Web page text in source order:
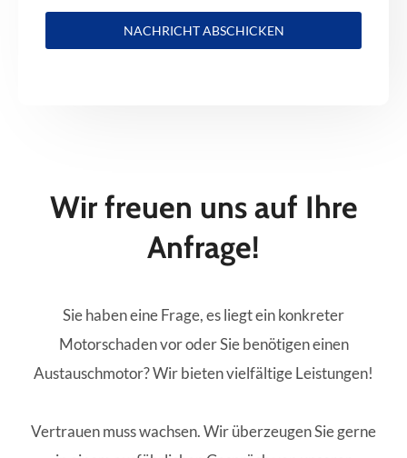
NACHRICHT ABSCHICKEN
Wir freuen uns auf Ihre
Anfrage!
Sie haben eine Frage, es liegt ein konkreter
Motorschaden vor oder Sie benötigen einen
Austauschmotor? Wir bieten vielfältige Leistungen!
Vertrauen muss wachsen. Wir überzeugen Sie gerne